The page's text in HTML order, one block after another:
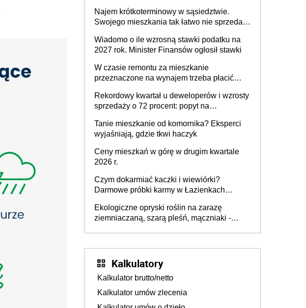
Najem krótkoterminowy w sąsiedztwie.
Swojego mieszkania tak łatwo nie sprzedaż
Wiadomo o ile wzrosną stawki podatku na
2027 rok. Minister Finansów ogłosił stawki
W czasie remontu za mieszkanie
przeznaczone na wynajem trzeba płacić
realizuje w nim potrzeb mieszkaniowych
Rekordowy kwartał u deweloperów i wzrosty
sprzedaży o 72 procent: popyt na
Tanie mieszkanie od komornika? Eksperci
wyjaśniają, gdzie tkwi haczyk
Ceny mieszkań w górę w drugim kwartale
2026 r.
Czym dokarmiać kaczki i wiewiórki?
Darmowe próbki karmy w Łazienkach
edukacyjna]
Ekologiczne opryski roślin na zarazę
ziemniaczaną, szarą pleśń, mączniaki -
Kalkulatory
Kalkulator brutto/netto
Kalkulator umów zlecenia